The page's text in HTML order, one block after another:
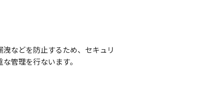
などを防止するため、セキュリ
管理を行ないます。